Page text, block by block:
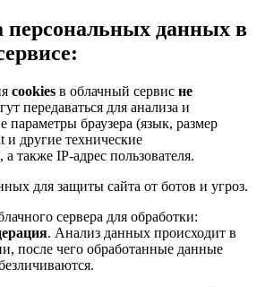
персональных данных в
cookies в облачный сервис не
передаваться для анализа и
параметры браузера (язык, размер
и другие технические
а также IP-адрес пользователя.
для защиты сайта от ботов и угроз.
сервера для обработки:
. Анализ данных происходит в
после чего обработанные данные